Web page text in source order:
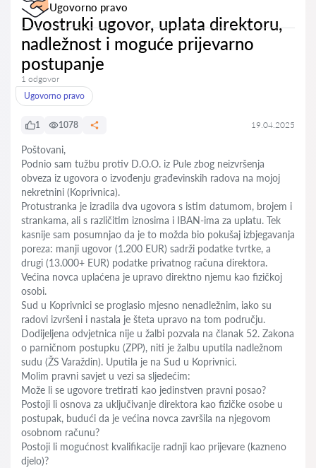
Ugovorno pravo
Dvostruki ugovor, uplata direktoru,
nadležnost i moguće prijevarno
postupanje
1 odgovor
Ugovorno pravo
1 1078 19.04.2025
Poštovani,
Podnio sam tužbu protiv D.O.O. iz Pule zbog neizvršenja
obveza iz ugovora o izvođenju građevinskih radova na mojoj
nekretnini (Koprivnica).
Protustranka je izradila dva ugovora s istim datumom, brojem i
strankama, ali s različitim iznosima i IBAN-ima za uplatu. Tek
kasnije sam posumnjao da je to možda bio pokušaj izbjegavanja
poreza: manji ugovor (1.200 EUR) sadrži podatke tvrtke, a
drugi (13.000+ EUR) podatke privatnog računa direktora.
Većina novca uplaćena je upravo direktno njemu kao fizičkoj
osobi.
Sud u Koprivnici se proglasio mjesno nenadležnim, iako su
radovi izvršeni i nastala je šteta upravo na tom području.
Dodijeljena odvjetnica nije u žalbi pozvala na članak 52. Zakona
o parničnom postupku (ZPP), niti je žalbu uputila nadležnom
sudu (ŽS Varaždin). Uputila je na Sud u Koprivnici.
Molim pravni savjet u vezi sa sljedećim:
Može li se ugovore tretirati kao jedinstven pravni posao?
Postoji li osnova za uključivanje direktora kao fizičke osobe u
postupak, budući da je većina novca završila na njegovom
osobnom računu?
Postoji li mogućnost kvalifikacije radnji kao prijevare (kazneno
djelo)?